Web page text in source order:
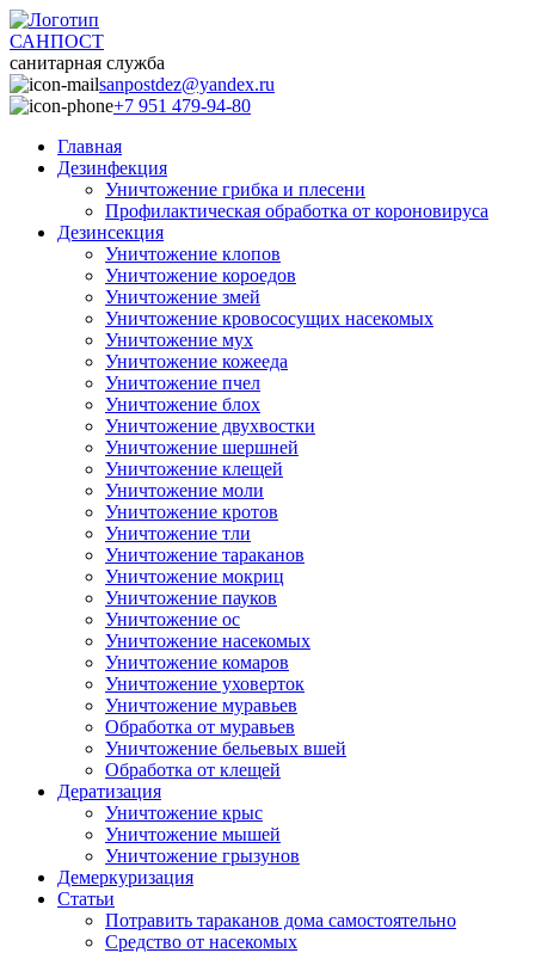
САНПОСТ
санитарная служба
sanpostdez@yandex.ru
+7 951 479-94-80
Главная
Дезинфекция
Уничтожение грибка и плесени
Профилактическая обработка от короновируса
Дезинсекция
Уничтожение клопов
Уничтожение короедов
Уничтожение змей
Уничтожение кровососущих насекомых
Уничтожение мух
Уничтожение кожееда
Уничтожение пчел
Уничтожение блох
Уничтожение двухвостки
Уничтожение шершней
Уничтожение клещей
Уничтожение моли
Уничтожение кротов
Уничтожение тли
Уничтожение тараканов
Уничтожение мокриц
Уничтожение пауков
Уничтожение ос
Уничтожение насекомых
Уничтожение комаров
Уничтожение уховерток
Уничтожение муравьев
Обработка от муравьев
Уничтожение бельевых вшей
Обработка от клещей
Дератизация
Уничтожение крыс
Уничтожение мышей
Уничтожение грызунов
Демеркуризация
Статьи
Потравить тараканов дома самостоятельно
Средство от насекомых